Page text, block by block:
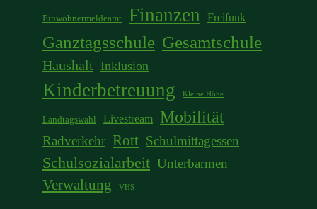
Einwohnermeldeamt Finanzen Freifunk
Ganztagsschule Gesamtschule
Haushalt Inklusion
Kinderbetreuung Kleine Höhe
Landtagswahl Livestream Mobilität
Radverkehr Rott Schulmittagessen
Schulsozialarbeit Unterbarmen
Verwaltung VHS